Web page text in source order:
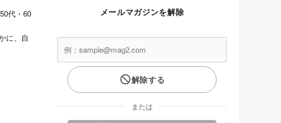
代・60
に、自
メールマガジンを解除
解除する
または